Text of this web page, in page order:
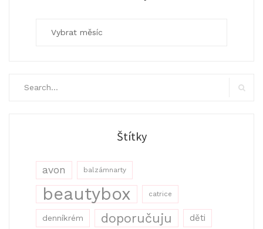
Štítky
avon balzámnarty
beautybox catrice
denníkrém doporučuju děti